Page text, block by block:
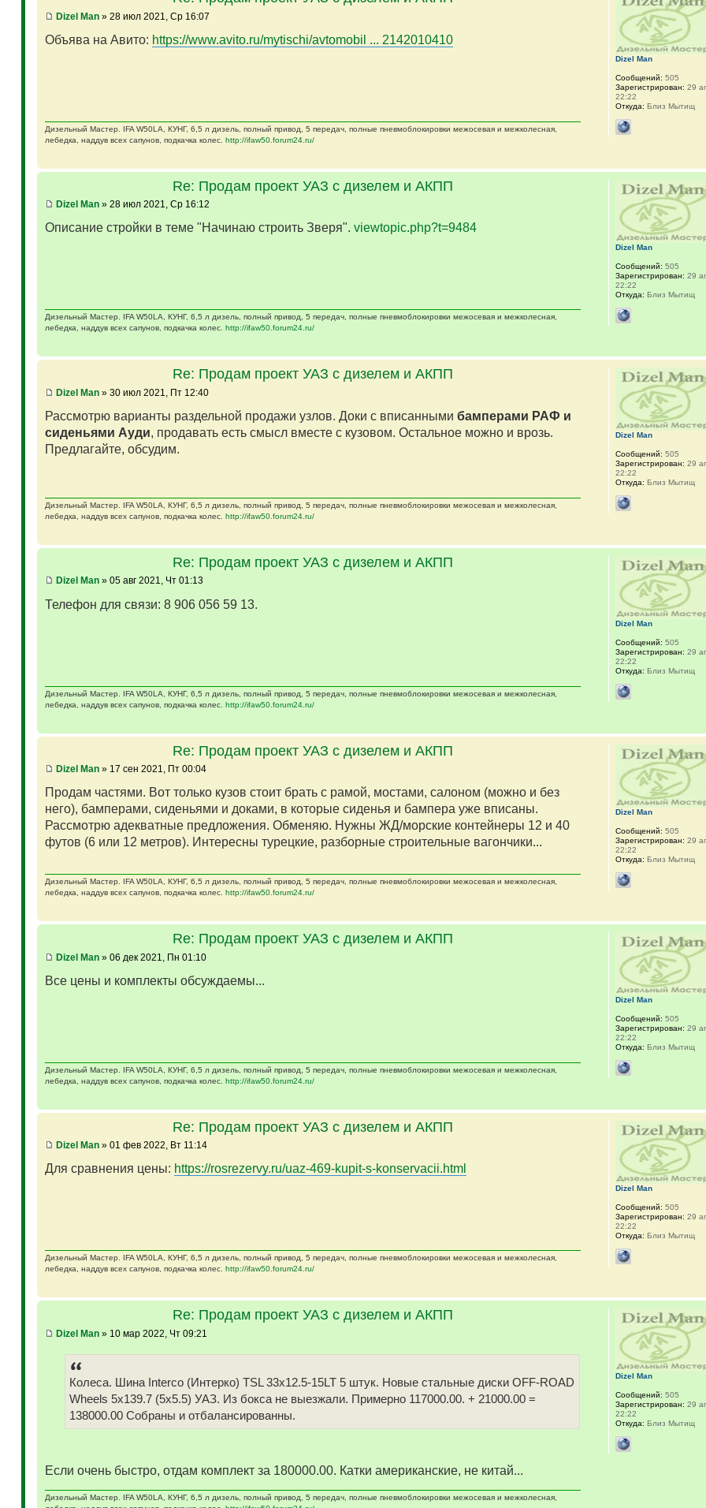
Dizel Man» 28 июл 2021, Ср 16:07
Объява на Авито: https://www.avito.ru/mytischi/avtomobil ... 2142010410
Дизельный Мастер. IFA W50LA, КУНГ, 6,5 л дизель, полный привод, 5 передач, полные пневмоблокировки межосевая и межколесная,
лебедка, наддув всех сапунов, подкачка колес. http://ifaw50.forum24.ru/
Dizel Man
Сообщений: 505
Зарегистрирован: 29
22:22
Откуда: Близ Мытищ
Re: Продам проект УАЗ с дизелем и АКПП
Dizel Man» 28 июл 2021, Ср 16:12
Описание стройки в теме "Начинаю строить Зверя". viewtopic.php?t=9484
Дизельный Мастер. IFA W50LA, КУНГ, 6,5 л дизель, полный привод, 5 передач, полные пневмоблокировки межосевая и межколесная,
лебедка, наддув всех сапунов, подкачка колес. http://ifaw50.forum24.ru/
Dizel Man
Сообщений: 505
Зарегистрирован: 29
22:22
Откуда: Близ Мытищ
Re: Продам проект УАЗ с дизелем и АКПП
Dizel Man» 30 июл 2021, Пт 12:40
Рассмотрю варианты раздельной продажи узлов. Доки с вписанными бамперами РАФ и
сиденьями Ауди, продавать есть смысл вместе с кузовом. Остальное можно и врозь.
Предлагайте, обсудим.
Дизельный Мастер. IFA W50LA, КУНГ, 6,5 л дизель, полный привод, 5 передач, полные пневмоблокировки межосевая и межколесная,
лебедка, наддув всех сапунов, подкачка колес. http://ifaw50.forum24.ru/
Dizel Man
Сообщений: 505
Зарегистрирован: 29
22:22
Откуда: Близ Мытищ
Re: Продам проект УАЗ с дизелем и АКПП
Dizel Man» 05 авг 2021, Чт 01:13
Телефон для связи: 8 906 056 59 13.
Дизельный Мастер. IFA W50LA, КУНГ, 6,5 л дизель, полный привод, 5 передач, полные пневмоблокировки межосевая и межколесная,
лебедка, наддув всех сапунов, подкачка колес. http://ifaw50.forum24.ru/
Dizel Man
Сообщений: 505
Зарегистрирован: 29
22:22
Откуда: Близ Мытищ
Re: Продам проект УАЗ с дизелем и АКПП
Dizel Man» 17 сен 2021, Пт 00:04
Продам частями. Вот только кузов стоит брать с рамой, мостами, салоном (можно и без
него), бамперами, сиденьями и доками, в которые сиденья и бампера уже вписаны.
Рассмотрю адекватные предложения. Обменяю. Нужны ЖД/морские контейнеры 12 и 40
футов (6 или 12 метров). Интересны турецкие, разборные строительные вагончики...
Дизельный Мастер. IFA W50LA, КУНГ, 6,5 л дизель, полный привод, 5 передач, полные пневмоблокировки межосевая и межколесная,
лебедка, наддув всех сапунов, подкачка колес. http://ifaw50.forum24.ru/
Dizel Man
Сообщений: 505
Зарегистрирован: 29
22:22
Откуда: Близ Мытищ
Re: Продам проект УАЗ с дизелем и АКПП
Dizel Man» 06 дек 2021, Пн 01:10
Все цены и комплекты обсуждаемы...
Дизельный Мастер. IFA W50LA, КУНГ, 6,5 л дизель, полный привод, 5 передач, полные пневмоблокировки межосевая и межколесная,
лебедка, наддув всех сапунов, подкачка колес. http://ifaw50.forum24.ru/
Dizel Man
Сообщений: 505
Зарегистрирован: 29
22:22
Откуда: Близ Мытищ
Re: Продам проект УАЗ с дизелем и АКПП
Dizel Man» 01 фев 2022, Вт 11:14
Для сравнения цены: https://rosrezervy.ru/uaz-469-kupit-s-konservacii.html
Дизельный Мастер. IFA W50LA, КУНГ, 6,5 л дизель, полный привод, 5 передач, полные пневмоблокировки межосевая и межколесная,
лебедка, наддув всех сапунов, подкачка колес. http://ifaw50.forum24.ru/
Dizel Man
Сообщений: 505
Зарегистрирован: 29
22:22
Откуда: Близ Мытищ
Re: Продам проект УАЗ с дизелем и АКПП
Dizel Man» 10 мар 2022, Чт 09:21
Колеса. Шина Interco (Интерко) TSL 33x12.5-15LT 5 штук. Новые стальные диски OFF-ROAD
Wheels 5x139.7 (5x5.5) УАЗ. Из бокса не выезжали. Примерно 117000.00. + 21000.00 =
138000.00 Собраны и отбалансированны.
Если очень быстро, отдам комплект за 180000.00. Катки американские, не китай...
Дизельный Мастер. IFA W50LA, КУНГ, 6,5 л дизель, полный привод, 5 передач, полные пневмоблокировки межосевая и межколесная,
Dizel Man
Сообщений: 505
Зарегистрирован: 29
22:22
Откуда: Близ Мытищ